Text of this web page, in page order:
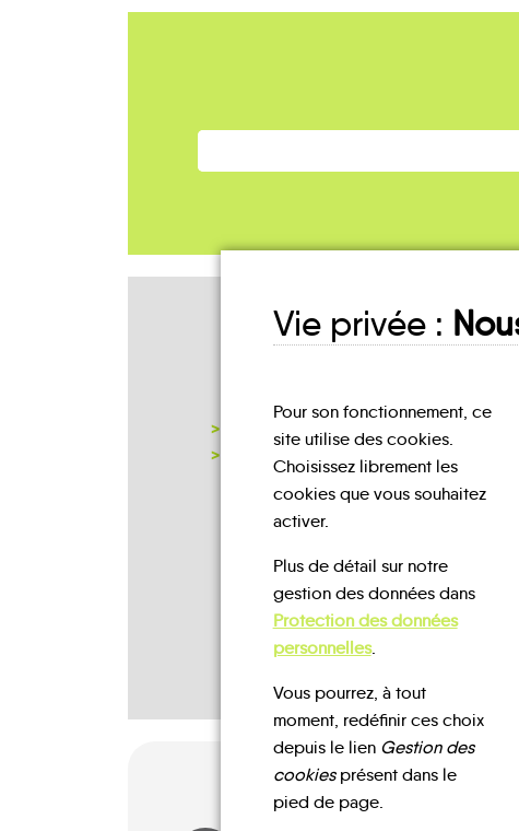
Mes lieux
MAIRIE SAINT-GERMAIN
NOTRE PAGE D'INSCRIPTION
Vie privée :
Pour son fonctionnement, ce
site utilise des cookies.
Choisissez librement les
cookies que vous souhaitez
activer.
Plus de détail sur notre
gestion des données dans
Protection des données
personnelles.
Vous pourrez, à tout
moment, redéfinir ces choix
depuis le lien Gestion des
cookiesprésent dans le
pied de page.